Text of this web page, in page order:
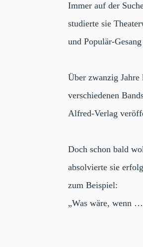
Immer auf der
studierte sie
und Populär-
Über zwanzig
verschiedenen
Alfred-Verlag
Doch schon bald
absolvierte sie
zum Beispiel:
„Was wäre, wenn